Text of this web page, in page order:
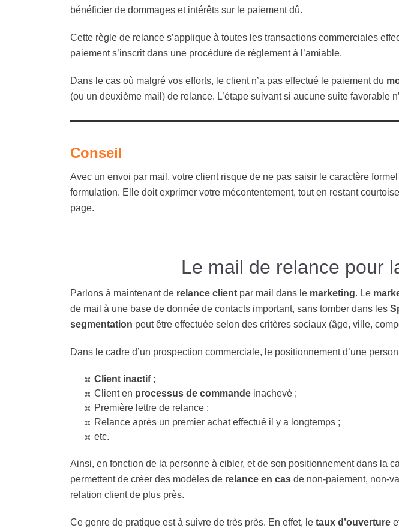
bénéficier de dommages et intérêts sur le paiement dû.
Cette règle de relance s’applique à toutes les transactions commerciales
paiement s’inscrit dans une procédure de réglement à l’amiable.
Dans le cas où malgré vos efforts, le client n’a pas effectué le paiement du
(ou un deuxième mail) de relance. L’étape suivant si aucune suite favorable
Conseil
Avec un envoi par mail, votre client risque de ne pas saisir le caractère
formulation. Elle doit exprimer votre mécontentement, tout en restant
page.
Le mail de relance pour
Parlons à maintenant de relance client par mail dans le marketing. Le
de mail à une base de donnée de contacts important, sans tomber dans les
segmentation peut être effectuée selon des critères sociaux (âge, ville,
Dans le cadre d’un prospection commerciale, le positionnement d’une
Client inactif;
Client en processus de commande inachevé ;
Première lettre de relance ;
Relance après un premier achat effectué il y a longtemps ;
etc.
Ainsi, en fonction de la personne à cibler, et de son positionnement dans la
permettent de créer des modèles de relance en cas de non-paiement, non-
relation client de plus près.
Ce genre de pratique est à suivre de très près. En effet, le taux d’ouverture